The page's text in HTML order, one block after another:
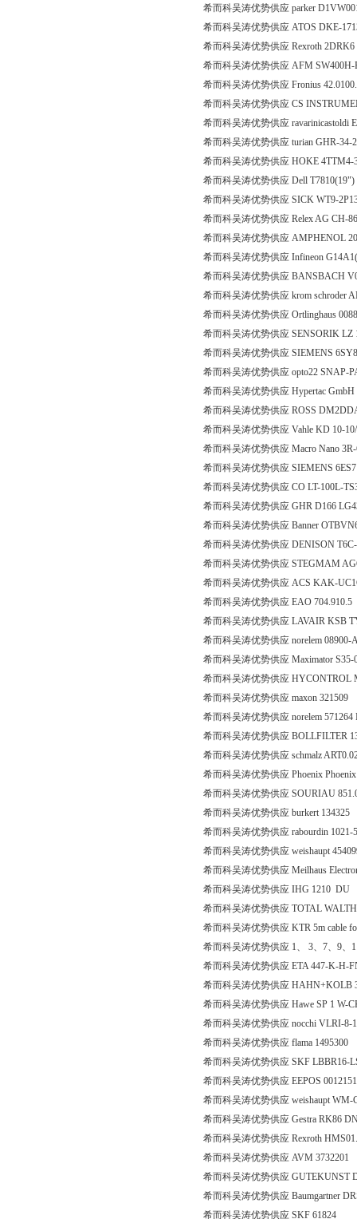
希而科吴涛优势供应 parker
希而科吴涛优势供应 ATOS DKE-
希而科吴涛优势供应 Rexroth
希而科吴涛优势供应 AFM SW400H-
希而科吴涛优势供应 Fronius
希而科吴涛优势供应 CS
希而科吴涛优势供应 ravarinicastoldi
希而科吴涛优势供应 turian GHR-34-
希而科吴涛优势供应 HOKE 4TTM4-
希而科吴涛优势供应 Dell T7810(19")
希而科吴涛优势供应 SICK WT9-
希而科吴涛优势供应 Relex AG CH-
希而科吴涛优势供应 AMPHENOL
希而科吴涛优势供应 Infineon
希而科吴涛优势供应 BANSBACH
希而科吴涛优势供应 krom schroder
希而科吴涛优势供应 Ortlinghaus
希而科吴涛优势供应 SENSORIK LZ
希而科吴涛优势供应 SIEMENS
希而科吴涛优势供应 opto22 SNAP-
希而科吴涛优势供应 Hypertac GmbH
希而科吴涛优势供应 ROSS
希而科吴涛优势供应 Vahle KD 10-
希而科吴涛优势供应 Macro Nano
希而科吴涛优势供应 SIEMENS
希而科吴涛优势供应 CO LT-100L-
希而科吴涛优势供应 GHR D166
希而科吴涛优势供应 Banner
希而科吴涛优势供应 DENISON
希而科吴涛优势供应 STEGMAM
希而科吴涛优势供应 ACS KAK-
希而科吴涛优势供应 EAO
希而科吴涛优势供应 LAVAIR KSB
希而科吴涛优势供应 norelem
希而科吴涛优势供应 Maximator
希而科吴涛优势供应
希而科吴涛优势供应 maxon 321509
希而科吴涛优势供应 norelem
希而科吴涛优势供应 BOLLFILTER
希而科吴涛优势供应 schmalz
希而科吴涛优势供应 Phoenix
希而科吴涛优势供应 SOURIAU
希而科吴涛优势供应 burkert 134325
希而科吴涛优势供应 rabourdin 1021-
希而科吴涛优势供应 weishaupt
希而科吴涛优势供应 Meilhaus
希而科吴涛优势供应 IHG 1210 DU
希而科吴涛优势供应 TOTAL
希而科吴涛优势供应 KTR 5m cable
希而科吴涛优势供应 1、 3、7、9、
希而科吴涛优势供应 ETA 447-K-H-
希而科吴涛优势供应 HAHN+KOLB
希而科吴涛优势供应 Hawe SP 1 W-
希而科吴涛优势供应 nocchi VLRI-8-
希而科吴涛优势供应 flama 1495300
希而科吴涛优势供应 SKF LBBR16-
希而科吴涛优势供应 EEPOS
希而科吴涛优势供应 weishaupt WM-
希而科吴涛优势供应 Gestra RK86
希而科吴涛优势供应 Rexroth
希而科吴涛优势供应 AVM 3732201
希而科吴涛优势供应 GUTEKUNST
希而科吴涛优势供应 Baumgartner
希而科吴涛优势供应 SKF 61824